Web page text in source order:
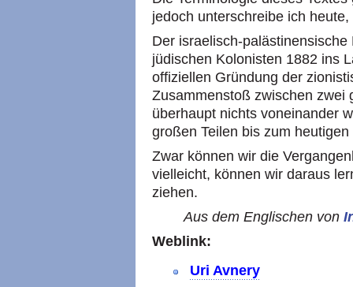
jedoch unterschreibe ich
Der israelisch-
jüdischen Kolonisten 1882 ins
offiziellen Gründung der
Zusammenstoß zwischen zwei
überhaupt nichts voneinander
großen Teilen bis zum heutigen
Zwar können wir die
vielleicht, können wir daraus
ziehen.
Aus dem Englischen von
Weblink:
Uri Avnery